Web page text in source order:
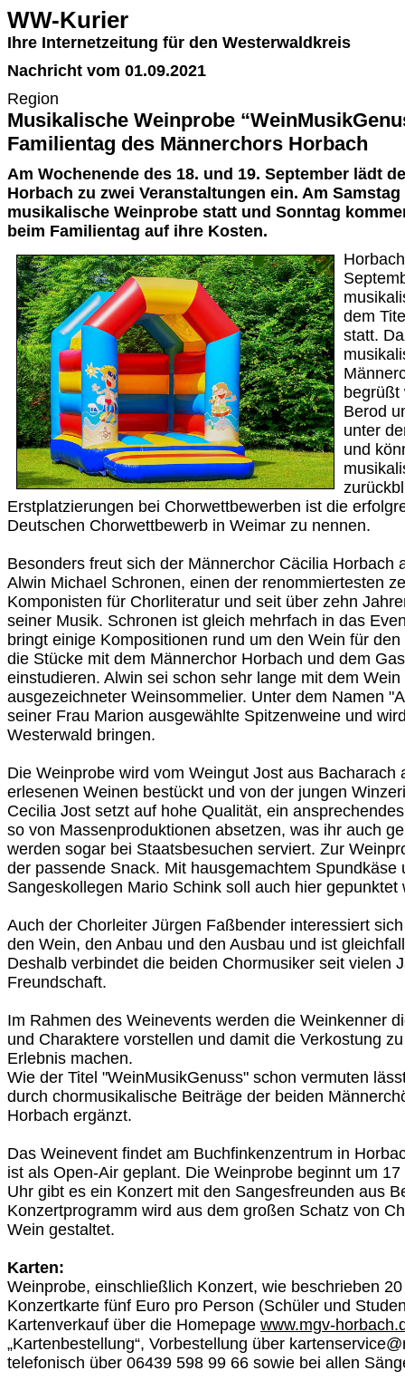
WW-Kurier
Ihre Internetzeitung für den Westerwaldkreis
Nachricht vom 01.09.2021
Region
Musikalische Weinprobe
Familientag des Männerchors Horbach
Am Wochenende des 18. und 19. September lädt
Horbach zu zwei Veranstaltungen ein. Am
musikalische Weinprobe statt und Sonntag
beim Familientag auf ihre Kosten.
dem
statt.
begrüßt
Berod
unter
und
Erstplatzierungen bei Chorwettbewerben ist die
Deutschen Chorwettbewerb in Weimar zu nennen.
Besonders freut sich der Männerchor Cäcilia Horbach
Alwin Michael Schronen, einen der renommiertesten
Komponisten für Chorliteratur und seit über zehn
seiner Musik. Schronen ist gleich mehrfach in das
bringt einige Kompositionen rund um den Wein für
die Stücke mit dem Männerchor Horbach und dem
einstudieren. Alwin sei schon sehr lange mit dem
ausgezeichneter Weinsommelier. Unter dem Namen
seiner Frau Marion ausgewählte Spitzenweine und
Westerwald bringen.
Die Weinprobe wird vom Weingut Jost aus Bacharach
erlesenen Weinen bestückt und von der jungen
Cecilia Jost setzt auf hohe Qualität, ein
so von Massenproduktionen absetzen, was ihr auch
werden sogar bei Staatsbesuchen serviert. Zur
der passende Snack. Mit hausgemachtem Spundkäse
Sangeskollegen Mario Schink soll auch hier gepunktet
Auch der Chorleiter Jürgen Faßbender interessiert
den Wein, den Anbau und den Ausbau und ist
Deshalb verbindet die beiden Chormusiker seit vielen
Freundschaft.
Im Rahmen des Weinevents werden die Weinkenner
und Charaktere vorstellen und damit die Verkostung
Erlebnis machen.
Wie der Titel "WeinMusikGenuss" schon vermuten
durch chormusikalische Beiträge der beiden
Horbach ergänzt.
Das Weinevent findet am Buchfinkenzentrum in
ist als Open-Air geplant. Die Weinprobe beginnt um
Uhr gibt es ein Konzert mit den Sangesfreunden aus
Konzertprogramm wird aus dem großen Schatz von
Wein gestaltet.
Karten:
Weinprobe, einschließlich Konzert, wie beschrieben
Konzertkarte fünf Euro pro Person (Schüler und
Kartenverkauf über die Homepage www.mgv-
„Kartenbestellung“, Vorbestellung über
telefonisch über 06439 598 99 66 sowie bei allen